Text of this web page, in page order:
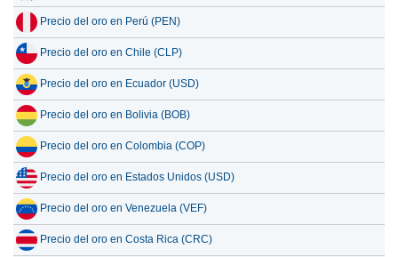
Precio del oro en Perú (PEN)
Precio del oro en Chile (CLP)
Precio del oro en Ecuador (USD)
Precio del oro en Bolivia (BOB)
Precio del oro en Colombia (COP)
Precio del oro en Estados Unidos (USD)
Precio del oro en Venezuela (VEF)
Precio del oro en Costa Rica (CRC)